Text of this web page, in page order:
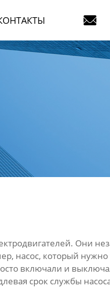

Они
насос, который нужно
включали и
срок службы